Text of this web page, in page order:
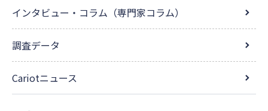
インタビュー・コラム（専門家コラム）
調査データ
Cariotニュース